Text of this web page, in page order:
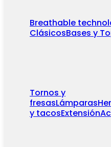
Breathable
ClásicosBases y
Tornos y
fresasLámparas
y tacosExtensión